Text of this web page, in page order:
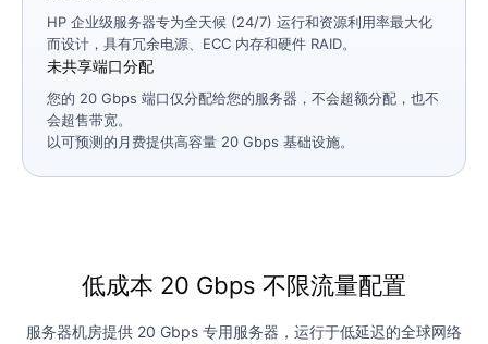
HP 企业级服务器专为全天候 (24/7) 运行和资源利用率最大化
而设计，具有冗余电源、ECC 内存和硬件 RAID。
未共享端口分配
您的 20 Gbps 端口仅分配给您的服务器，不会超额分配，也不
会超售带宽。
以可预测的月费提供高容量 20 Gbps 基础设施。
低成本 20 Gbps 不限流量配置
服务器机房提供 20 Gbps 专用服务器，运行于低延迟的全球网络